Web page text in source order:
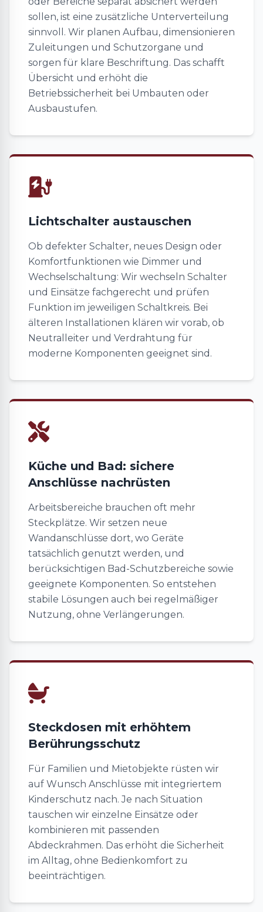
sollen, ist eine zusätzliche Unterverteilung
sinnvoll. Wir planen Aufbau, dimensionieren
Zuleitungen und Schutzorgane und
sorgen für klare Beschriftung. Das schafft
Übersicht und erhöht die
Betriebssicherheit bei Umbauten oder
Ausbaustufen.
Lichtschalter austauschen
Ob defekter Schalter, neues Design oder
Komfortfunktionen wie Dimmer und
Wechselschaltung: Wir wechseln Schalter
und Einsätze fachgerecht und prüfen
Funktion im jeweiligen Schaltkreis. Bei
älteren Installationen klären wir vorab, ob
Neutralleiter und Verdrahtung für
moderne Komponenten geeignet sind.
Küche und Bad: sichere
Anschlüsse nachrüsten
Arbeitsbereiche brauchen oft mehr
Steckplätze. Wir setzen neue
Wandanschlüsse dort, wo Geräte
tatsächlich genutzt werden, und
berücksichtigen Bad-Schutzbereiche sowie
geeignete Komponenten. So entstehen
stabile Lösungen auch bei regelmäßiger
Nutzung, ohne Verlängerungen.
Steckdosen mit erhöhtem
Berührungsschutz
Für Familien und Mietobjekte rüsten wir
auf Wunsch Anschlüsse mit integriertem
Kinderschutz nach. Je nach Situation
tauschen wir einzelne Einsätze oder
kombinieren mit passenden
Abdeckrahmen. Das erhöht die Sicherheit
im Alltag, ohne Bedienkomfort zu
beeinträchtigen.